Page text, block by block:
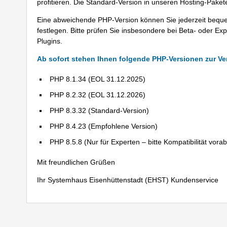
profitieren. Die Standard-Version in unseren Hosting-
Eine abweichende PHP-Version können Sie jederzeit
festlegen. Bitte prüfen Sie insbesondere bei Beta- oder
Plugins.
Ab sofort stehen Ihnen folgende PHP-Versionen zur
PHP 8.1.34 (EOL 31.12.2025)
PHP 8.2.32 (EOL 31.12.2026)
PHP 8.3.32 (Standard-Version)
PHP 8.4.23 (Empfohlene Version)
PHP 8.5.8 (Nur für Experten – bitte Kompatibilität
Mit freundlichen Grüßen
Ihr Systemhaus Eisenhüttenstadt (EHST) Kundenservice